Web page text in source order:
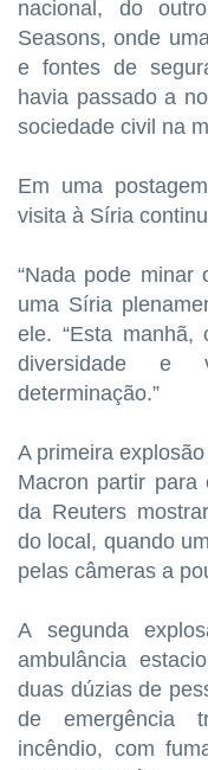
‌nacional, do
Seasons, onde
e fontes de
havia passado a
sociedade civil na
Em uma
visita à Síria
“Nada pode
uma Síria
ele. “Esta
diversidade e
determinação.”
A primeira
Macron partir para
da Reuters
do local, quando
pelas câmeras a
A segunda
ambulância
duas dúzias de
de emergência
incêndio, com